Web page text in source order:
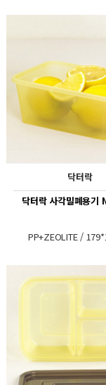
닥터락
닥터락 사각밀폐용기
PP+ZEOLITE /